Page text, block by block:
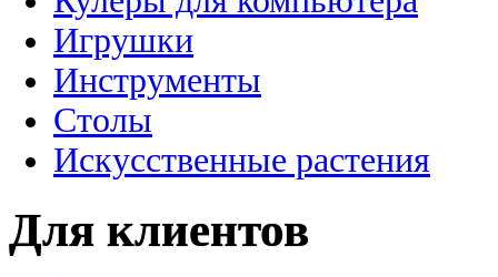
Игрушки
Инструменты
Столы
Искусственные растения
Для клиентов